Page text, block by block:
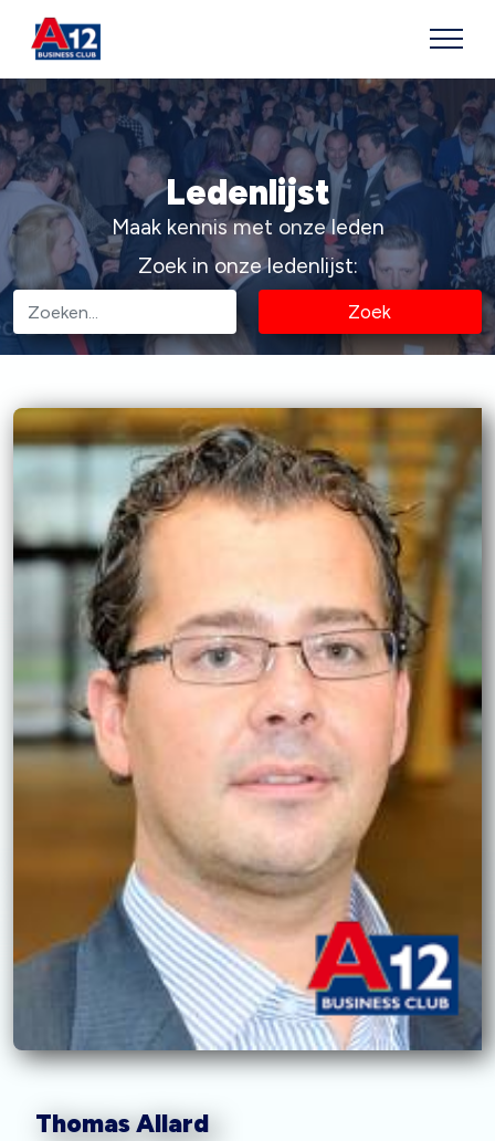
Ledenlijst
Maak kennis met onze leden
Zoek in onze ledenlijst:
Zoek
Thomas Allard